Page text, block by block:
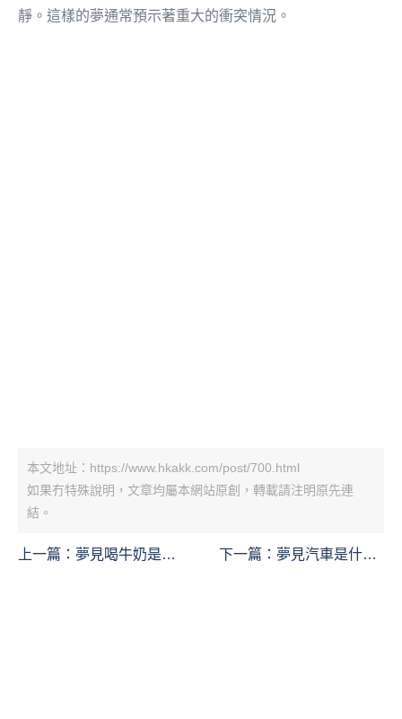
靜。這樣的夢通常預示著重大的衝突情況。
本文地址：https://www.hkakk.com/post/700.html
如果冇特殊說明，文章均屬本網站原創，轉載請注明原先連
結。
上一篇： 夢見喝牛奶是什
下一篇： 夢見汽車是什麼